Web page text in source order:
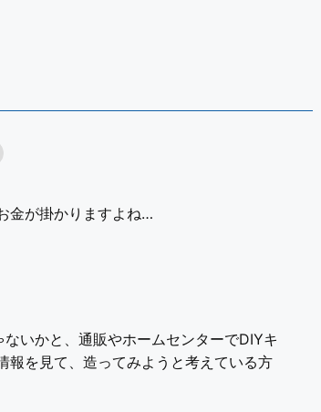
金が掛かりますよね…
いかと、通販やホームセンターでDIYキ
報を見て、造ってみようと考えている方